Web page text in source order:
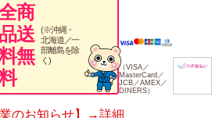
商
品送
無
(※沖縄・
北海道／一
部離島を除
く)
（VISA／
MasterCard／
JCB／AMEX／
DINERS）
業のお知らせ】→詳細